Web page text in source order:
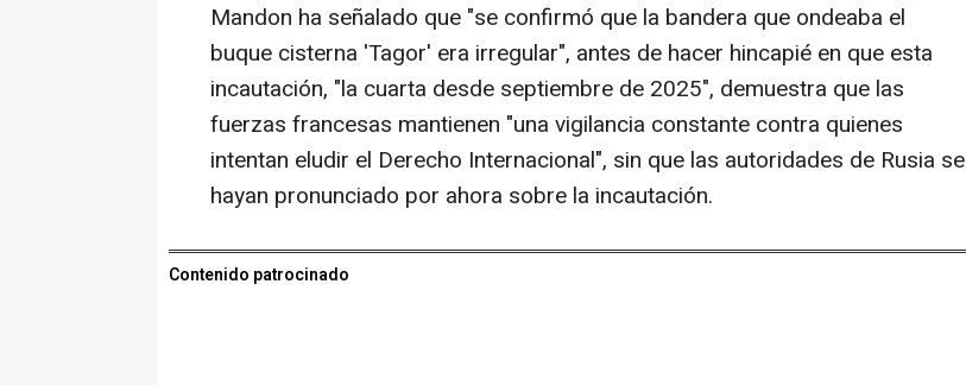
Mandon ha señalado que "se confirmó que la bandera que ondeaba el
buque cisterna 'Tagor' era irregular", antes de hacer hincapié en que esta
incautación, "la cuarta desde septiembre de 2025", demuestra que las
fuerzas francesas mantienen "una vigilancia constante contra quienes
intentan eludir el Derecho Internacional", sin que las autoridades de Rusia se
hayan pronunciado por ahora sobre la incautación.
Contenido patrocinado